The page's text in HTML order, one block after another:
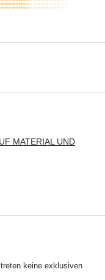
MATERIAL UND
keine exklusiven